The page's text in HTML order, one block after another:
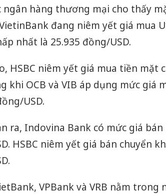
ngân hàng thương mại cho thấy
đang niêm yết giá mua
nhất là 25.935 đồng/USD.
HSBC niêm yết giá mua tiền mặt
khi OCB và VIB áp dụng mức giá
USD.
ra, Indovina Bank có mức giá
HSBC niêm yết giá bán chuyển
VPBank và VRB nằm trong